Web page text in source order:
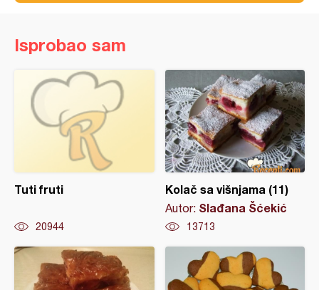
Isprobao sam
Tuti fruti
20944
Kolač sa višnjama (11)
Autor: Slađana Šćekić
13713